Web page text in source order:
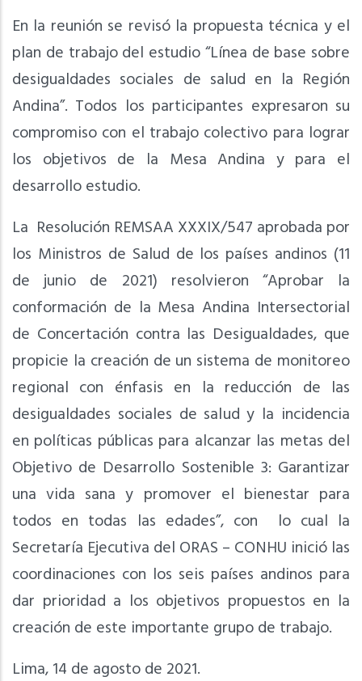
En la reunión se revisó la propuesta técnica y el
plan de trabajo del estudio “Línea de base sobre
desigualdades sociales de salud en la Región
Andina”. Todos los participantes expresaron su
compromiso con el trabajo colectivo para lograr
los objetivos de la Mesa Andina y para el
desarrollo estudio.
La Resolución REMSAA XXXIX/547 aprobada por
los Ministros de Salud de los países andinos (11
de junio de 2021) resolvieron “Aprobar la
conformación de la Mesa Andina Intersectorial
de Concertación contra las Desigualdades, que
propicie la creación de un sistema de monitoreo
regional con énfasis en la reducción de las
desigualdades sociales de salud y la incidencia
en políticas públicas para alcanzar las metas del
Objetivo de Desarrollo Sostenible 3: Garantizar
una vida sana y promover el bienestar para
todos en todas las edades”, con lo cual la
Secretaría Ejecutiva del ORAS – CONHU inició las
coordinaciones con los seis países andinos para
dar prioridad a los objetivos propuestos en la
creación de este importante grupo de trabajo.
Lima, 14 de agosto de 2021.